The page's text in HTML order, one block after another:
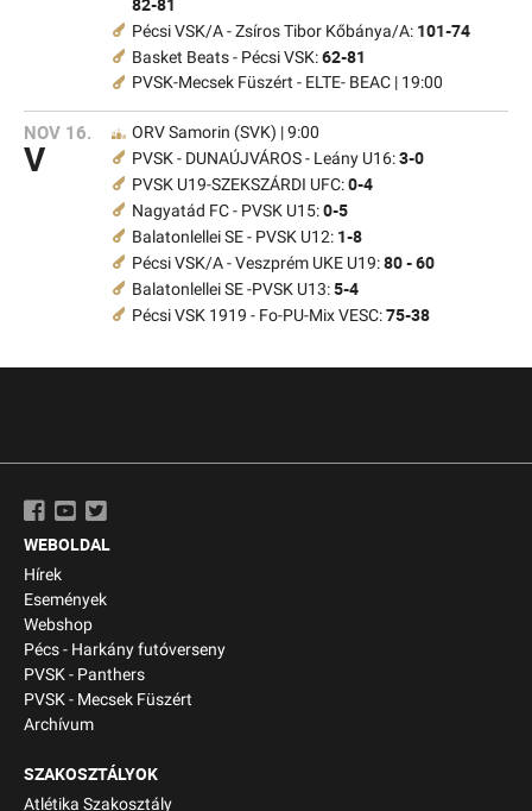
Pécsi VSK/A - Zsíros Tibor Kőbánya/A: 101-74
Basket Beats - Pécsi VSK:62-81
PVSK-Mecsek Füszért - ELTE- BEAC | 19:00
NOV 16.
V
ORV Samorin (SVK) | 9:00
PVSK - DUNAÚJVÁROS - Leány U16:3-0
PVSK U19-SZEKSZÁRDI UFC:0-4
Nagyatád FC - PVSK U15:0-5
Balatonlellei SE - PVSK U12: 1-8
Pécsi VSK/A - Veszprém UKE U19:80 - 60
Balatonlellei SE -PVSK U13:5-4
Pécsi VSK 1919 - Fo-PU-Mix VESC:75-38
WEBOLDAL
Hírek
Események
Webshop
Pécs - Harkány futóverseny
PVSK - Panthers
PVSK - Mecsek Füszért
Archívum
SZAKOSZTÁLYOK
Atlétika Szakosztály